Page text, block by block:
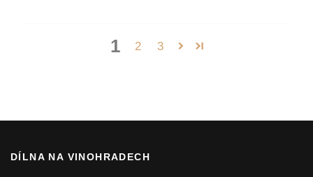
1 2 3
DÍLNA NA VINOHRADECH